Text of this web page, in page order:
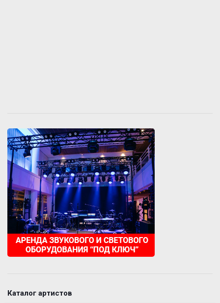
Каталог артистов